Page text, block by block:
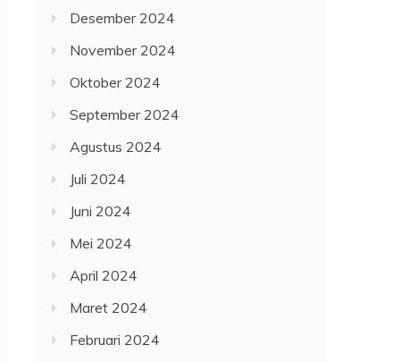
Desember 2024
November 2024
Oktober 2024
September 2024
Agustus 2024
Juli 2024
Juni 2024
Mei 2024
April 2024
Maret 2024
Februari 2024